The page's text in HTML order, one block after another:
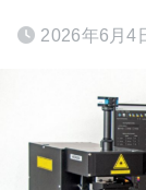
2026年6月4